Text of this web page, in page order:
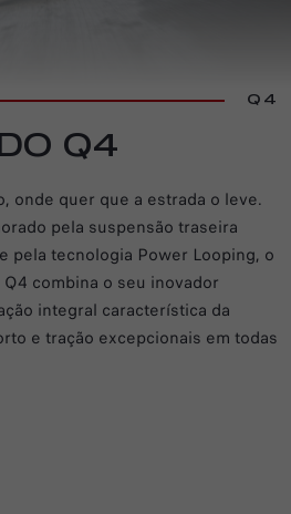
Q4
Q4
onde quer que a estrada o leve.
pela suspensão traseira
pela tecnologia Power Looping, o
combina o seu inovador
integral característica da
e tração excepcionais em todas